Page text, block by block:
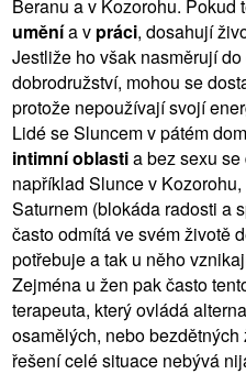
Beranu a v Kozorohu.
uměnía v práci, dosahují
Jestliže ho však nasměrují
dobrodružství, mohou se
protože nepoužívají svojí
Lidé se Sluncem v pátém
intimní oblastia bez sexu
například Slunce v
Saturnem (blokáda radosti a
často odmítá ve svém životě
potřebuje a tak u něho
Zejména u žen pak často
terapeuta, který ovládá
osamělých, nebo
řešení celé situace nebývá